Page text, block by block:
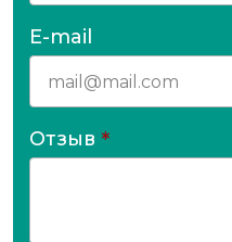
E-mail
Отзыв *